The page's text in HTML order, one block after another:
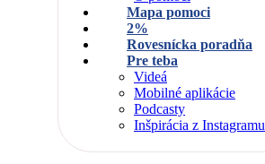
Mapa pomoci
2%
Rovesnícka poradňa
Pre teba
Videá
Mobilné aplikácie
Podcasty
Inšpirácia z Instagramu